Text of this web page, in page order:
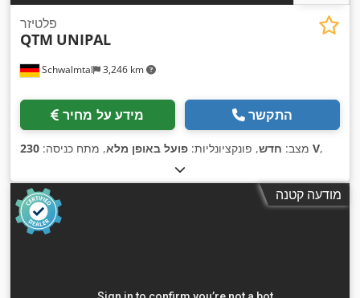
Schwalmtal 3,246 km
פלטיזר
QTM UNIPAL
מידע על מחיר התקשר
מצב: חדש, פונקציונליות: פועל באופן מלא, מתח כניסה: 230 V,
מודעה קטנה